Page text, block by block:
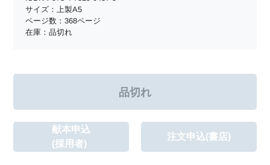
サイズ：上製A5
ページ数：368ページ
在庫：品切れ
献本申込
(採用者)
注文申込(書店)